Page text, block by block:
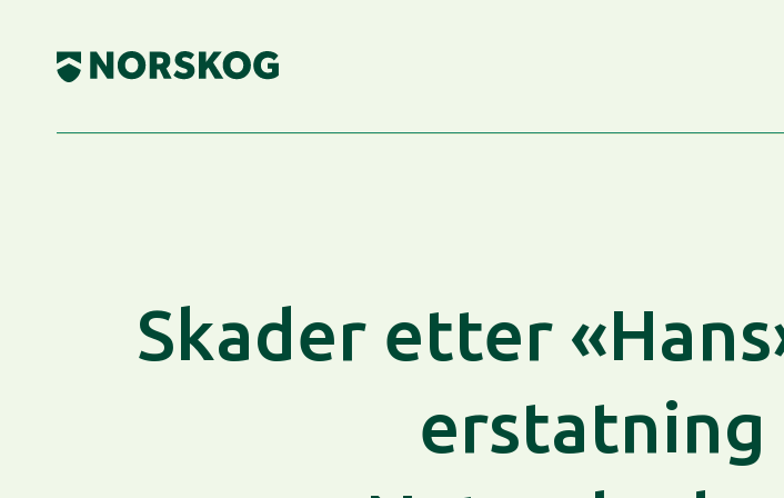
content
Skader etter
erstatning